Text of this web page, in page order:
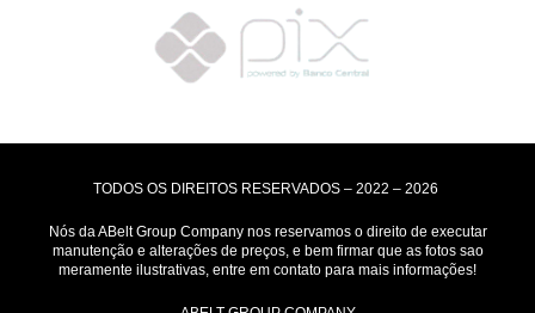
TODOS OS DIREITOS RESERVADOS – 2022 – 2026
Nós da ABelt Group Company nos reservamos o direito de executar
manutenção e alterações de preços, e bem firmar que as fotos sao
meramente ilustrativas, entre em contato para mais informações!